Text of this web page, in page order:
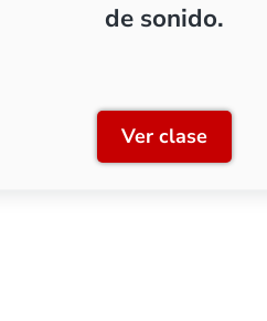
versiones con conector
de sonido.
Ver clase
RENFE